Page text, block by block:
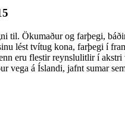
til. Ökumaður og farþegi,
lést tvítug kona, farþegi í
eru flestir reynslulitlir í
vega á Íslandi, jafnt sumar